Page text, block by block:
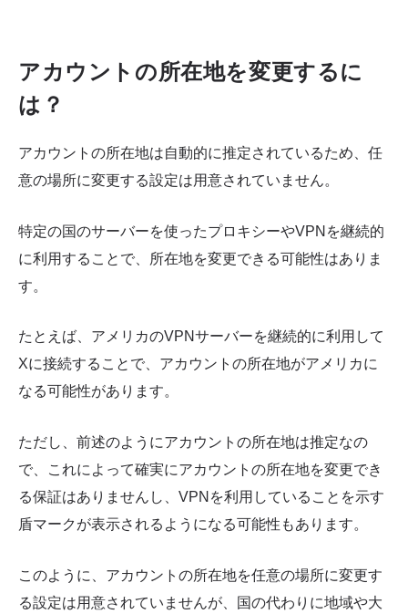
アカウントの所在地を変更するに
は？
アカウントの所在地は自動的に推定されているため、任
意の場所に変更する設定は用意されていません。
特定の国のサーバーを使ったプロキシーやVPNを継続的
に利用することで、所在地を変更できる可能性はありま
す。
たとえば、アメリカのVPNサーバーを継続的に利用して
Xに接続することで、アカウントの所在地がアメリカに
なる可能性があります。
ただし、前述のようにアカウントの所在地は推定なの
で、これによって確実にアカウントの所在地を変更でき
る保証はありませんし、VPNを利用していることを示す
盾マークが表示されるようになる可能性もあります。
このように、アカウントの所在地を任意の場所に変更す
る設定は用意されていませんが、国の代わりに地域や大